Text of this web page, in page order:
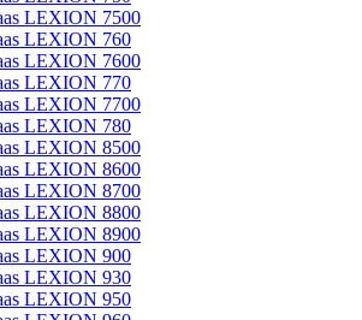
LEXION 7500
LEXION 760
LEXION 7600
LEXION 770
LEXION 7700
LEXION 780
LEXION 8500
LEXION 8600
LEXION 8700
LEXION 8800
LEXION 8900
LEXION 900
LEXION 930
LEXION 950